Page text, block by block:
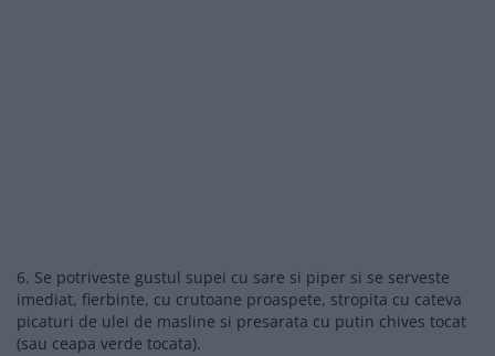
6. Se potriveste gustul supei cu sare si piper si se serveste
imediat, fierbinte, cu crutoane proaspete, stropita cu cateva
picaturi de ulei de masline si presarata cu putin chives tocat
(sau ceapa verde tocata).